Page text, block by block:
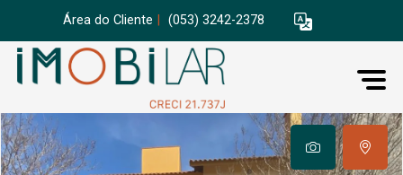
Área do Cliente (053) 3242-2378